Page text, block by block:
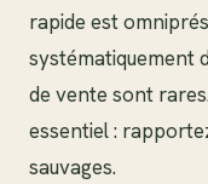
rapide est
systématiquement
de vente sont
essentiel :
sauvages.